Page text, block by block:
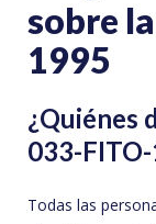
sobre
1995
¿Quiénes
033-
Todas las